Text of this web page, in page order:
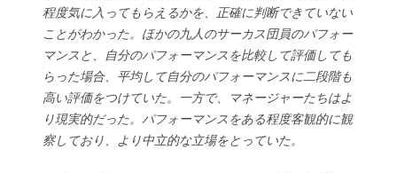
程度気に入ってもらえるかを、正確に判断できていない
ことがわかった。ほかの九人のサーカス団員のパフォー
マンスと、自分のパフォーマンスを比較して評価しても
らった場合、平均して自分のパフォーマンスに二段階も
高い評価をつけていた。一方で、マネージャーたちはよ
り現実的だった。パフォーマンスをある程度客観的に観
察しており、より中立的な立場をとっていた。